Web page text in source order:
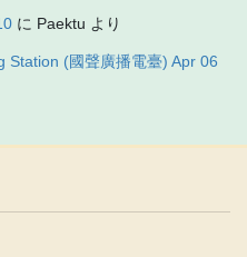
に Paektu より
Station (國聲廣播電臺) Apr 06